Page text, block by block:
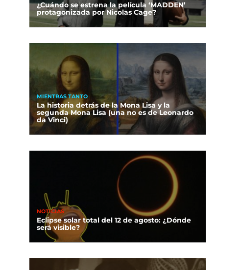
¿Cuándo se estrena la película ‘MADDEN’
protagonizada por Nicolas Cage?
MIENTRAS TANTO
La historia detrás de la Mona Lisa y la
segunda Mona Lisa (una no es de Leonardo
da Vinci)
NOTICIAS
Eclipse solar total del 12 de agosto: ¿Dónde
será visible?